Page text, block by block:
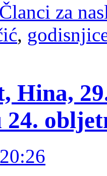
Članci za
,
Hina,
24.